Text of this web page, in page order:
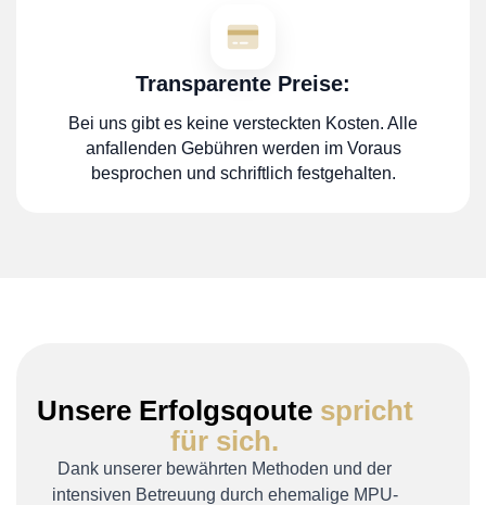
Transparente Preise:
Bei uns gibt es keine versteckten Kosten. Alle
anfallenden Gebühren werden im Voraus
besprochen und schriftlich festgehalten.
Unsere Erfolgsqoutespricht
für sich.
Dank unserer bewährten Methoden und der
intensiven Betreuung durch ehemalige MPU-